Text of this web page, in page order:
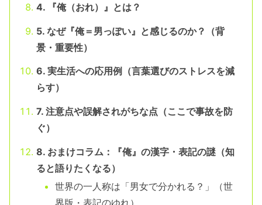
4. 『俺（おれ）』とは？
5. なぜ『俺＝男っぽい』と感じるのか？（背
景・重要性）
6. 実生活への応用例（言葉選びのストレスを減
らす）
7. 注意点や誤解されがちな点（ここで事故を防
ぐ）
8. おまけコラム：『俺』の漢字・表記の謎（知
ると語りたくなる）
世界の一人称は「男女で分かれる？」（世